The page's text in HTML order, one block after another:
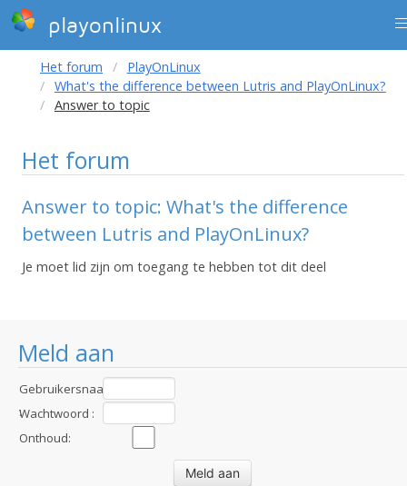
playonlinux
Meld aan
Gebruikersnaam
:Wachtwoord :
Onthoud:
Het forum
PlayOnLinux
What's the difference between Lutris and PlayOnLinux?
Answer to topic
Het forum
Answer to topic: What's the difference
between Lutris and PlayOnLinux?
Je moet lid zijn om toegang te hebben tot dit deel